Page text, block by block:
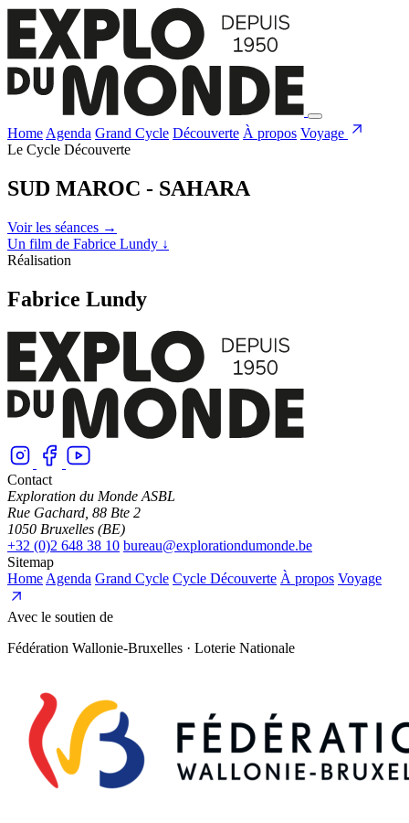
Home Agenda Grand Cycle Découverte À propos Voyage
Le Cycle Découverte
SUD MAROC - SAHARA
Voir les séances →
Un film de Fabrice Lundy ↓
Réalisation
Fabrice Lundy
Contact
Exploration du Monde ASBL
Rue Gachard, 88 Bte 2
1050 Bruxelles (BE)
+32 (0)2 648 38 10 bureau@explorationdumonde.be
Sitemap
Home Agenda Grand Cycle Cycle Découverte À propos Voyage
Avec le soutien de
Fédération Wallonie-Bruxelles · Loterie Nationale